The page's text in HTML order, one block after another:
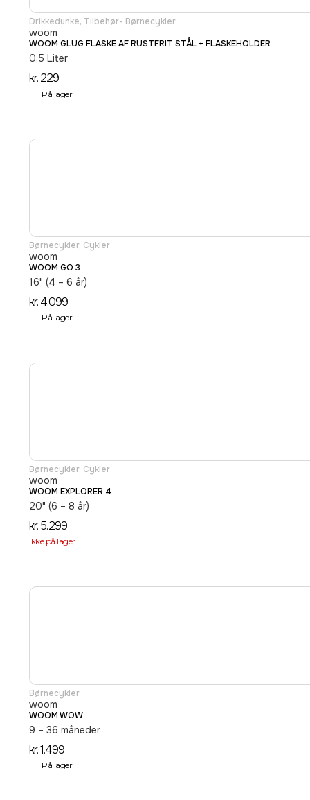
Drikkedunke, Tilbehør- Børnecykler
woom
WOOM GLUG FLASKE AF RUSTFRIT STÅL + FLASKEHOLDER
0,5 Liter
kr.229
På lager
Børnecykler, Cykler
woom
WOOM GO 3
16" (4 – 6 år)
kr.4.099
På lager
Børnecykler, Cykler
woom
WOOM EXPLORER 4
20" (6 – 8 år)
kr.5.299
Ikke på lager
Børnecykler
woom
WOOM WOW
9 – 36 måneder
kr.1.499
På lager